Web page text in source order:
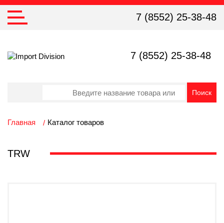
7 (8552) 25-38-48
7 (8552) 25-38-48
Главная Каталог товаров
TRW